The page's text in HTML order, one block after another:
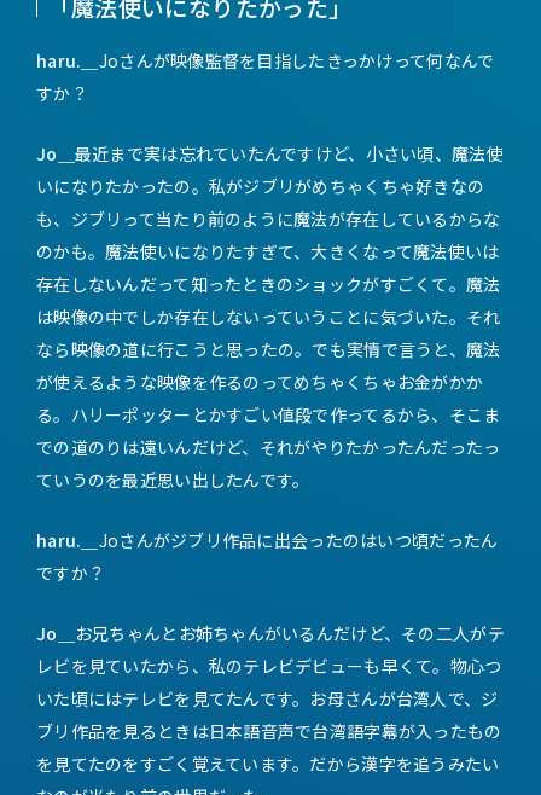
haru.＿ Joさんが映像監督を目指したきっかけって何なんで
すか？
Jo＿ 最近まで実は忘れていたんですけど、小さい頃、魔法使
いになりたかったの。私がジブリがめちゃくちゃ好きなの
も、ジブリって当たり前のように魔法が存在しているからな
のかも。魔法使いになりたすぎて、大きくなって魔法使いは
存在しないんだって知ったときのショックがすごくて。魔法
は映像の中でしか存在しないっていうことに気づいた。それ
なら映像の道に行こうと思ったの。でも実情で言うと、魔法
が使えるような映像を作るのってめちゃくちゃお金がかか
る。ハリーポッターとかすごい値段で作ってるから、そこま
での道のりは遠いんだけど、それがやりたかったんだったっ
ていうのを最近思い出したんです。
haru.＿ Joさんがジブリ作品に出会ったのはいつ頃だったん
ですか？
Jo＿
お兄ちゃんとお姉ちゃんがいるんだけど、その二人がテ
レビを見ていたから、私のテレビデビューも早くて。物心つ
いた頃にはテレビを見てたんです。お母さんが台湾人で、ジ
ブリ作品を見るときは日本語音声で台湾語字幕が入ったもの
を見てたのをすごく覚えています。だから漢字を追うみたい